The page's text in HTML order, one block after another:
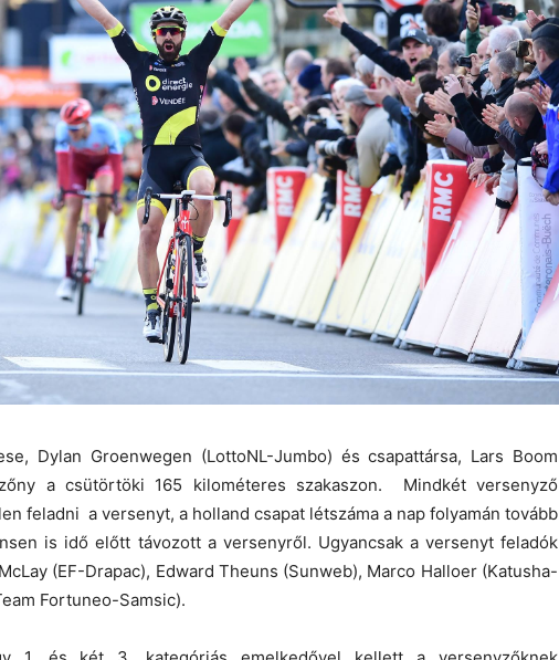
Dylan Groenwegen (LottoNL-Jumbo) és csapattársa, Lars Boom
a csütörtöki 165 kilométeres szakaszon. Mindkét versenyző
feladni a versenyt, a holland csapat létszáma a nap folyamán tovább
is idő előtt távozott a versenyről. Ugyancsak a versenyt feladók
(EF-Drapac), Edward Theuns (Sunweb), Marco Halloer (Katusha-
Fortuneo-Samsic).